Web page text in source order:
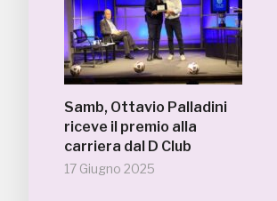
Samb, Ottavio Palladini
riceve il premio alla
carriera dal D Club
17 Giugno 2025